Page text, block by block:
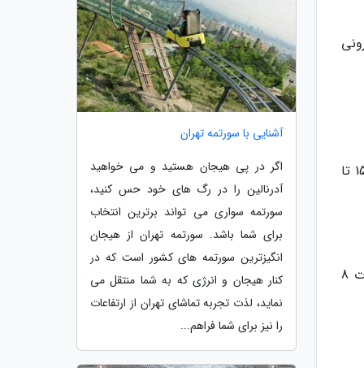
اندازه دوز مجاز مصرفی دارو: بزرگسالان: کنترل تهوع و استفراغ (45 تا 90 میلی گرم در روز)، بیماری های گردش خون: 150 تا
چگونگی تأثیر دارو: اثرات این دارو معمولاً ظرف 30 دقیقه پس از آغاز درمان با دارو ظاهر می شوند در ضمنًً این اثرات 8
آشنایی با سورتمه تهران
اگر در پی هیجان هستید و می خواهید
آدرنالین را در رگ های خود حس کنید،
سورتمه سواری می تواند برترین انتخاب
برای شما باشد. سورتمه تهران از هیجان
انگیزترین سورتمه های کشور است که در
کنار هیجان و انرژی که به شما منتقل می
نماید، لذت تجربه تماشای تهران از ارتفاعات
را نیز برای شما فراهم...